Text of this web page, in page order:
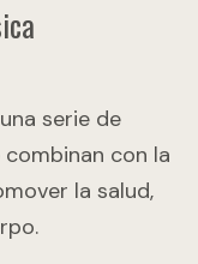
serie de
con la
la salud,